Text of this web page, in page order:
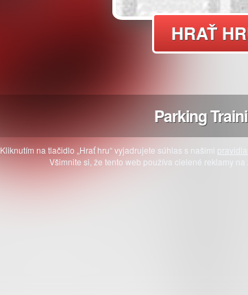
HRAŤ
Parking
Kliknutím na tlačidlo „Hrať hru“ vyjadrujete súhlas s našimi
Všimnite si, že tento web používa cielené reklamy